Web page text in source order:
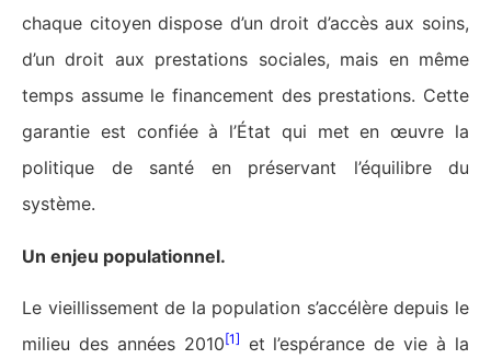
chaque citoyen dispose d’un droit d’accès aux soins,
d’un droit aux prestations sociales, mais en même
temps assume le financement des prestations. Cette
garantie est confiée à l’État qui met en œuvre la
politique de santé en préservant l’équilibre du
système.
Un enjeu populationnel.
Le vieillissement de la population s’accélère depuis le
milieu des années 2010[1] et l’espérance de vie à la